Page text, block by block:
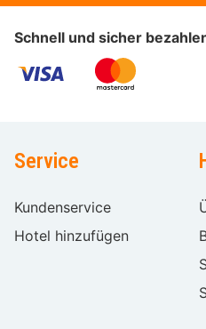
Schnell und sicher
Service
Kundenservice
Hotel hinzufügen